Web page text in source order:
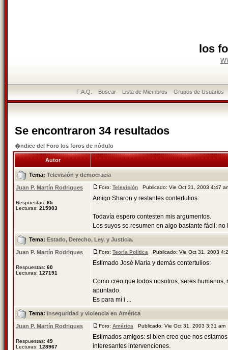
los
F.A.Q. Buscar Lista de Miembros Grupos de Usuarios
Se encontraron 34 resultados
�ndice del Foro los foros de nódulo
Autor
Tema: Televisión y democracia
Juan P. Martín Rodrigues
Respuestas: 65
Lecturas: 215903
Foro: Televisión Publicado: Vie Oct 31, 2003 4:47
Amigo Sharon y restantes contertulios:
Todavía espero contesten mis argumentos.
Los suyos se resumen en algo bastante fácil:
Tema: Estado, Derecho, Ley, y Justicia.
Juan P. Martín Rodrigues
Respuestas: 60
Lecturas: 127191
Foro: Teoría Política Publicado: Vie Oct 31, 2003
Estimado José María y demás contertulios:
Como creo que todos nosotros, seres
apuntado.
Es para mí i ...
Tema: inseguridad y violencia en América
Juan P. Martín Rodrigues
Respuestas: 49
Lecturas: 128967
Foro: América Publicado: Vie Oct 31, 2003 3:31
Estimados amigos: si bien creo que nos
interesantes intervenciones.